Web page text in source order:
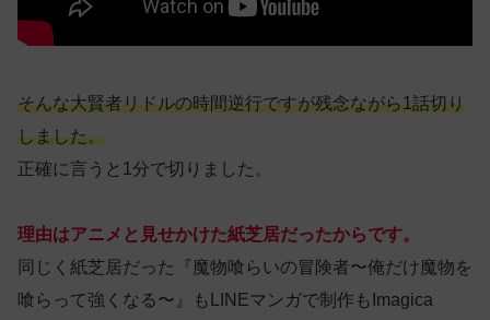
そんな大賢者リドルの時間逆行ですが残念ながら1話切り
しました。
正確に言うと1分で切りました。
理由はアニメと見せかけた紙芝居だったからです。
同じく紙芝居だった『魔物喰らいの冒険者〜俺だけ魔物を
喰らって強くなる〜』もLINEマンガで制作もImagica